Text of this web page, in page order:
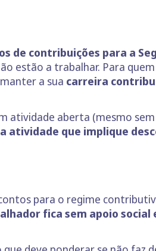
de contribuições para a
estão a trabalhar. Para
a sua carreira
atividade aberta (mesmo
atividade que implique
para o regime
fica sem apoio social